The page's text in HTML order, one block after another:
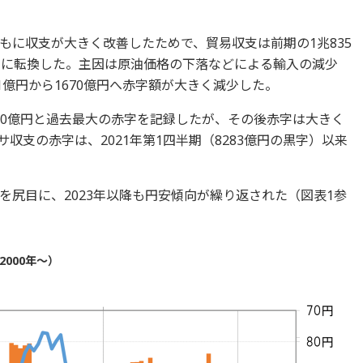
に収支が大きく改善したためで、貿易収支は前期の1兆835
転換した。主因は原油価格の下落などによる輸入の減少
円から1670億円へ赤字額が大きく減少した。
円と過去最大の赤字を記録したが、その後赤字は大きく
収支の赤字は、2021年第1四半期（8283億円の黒字）以来
尻目に、2023年以降も円安傾向が繰り返された（図表1参
年～）